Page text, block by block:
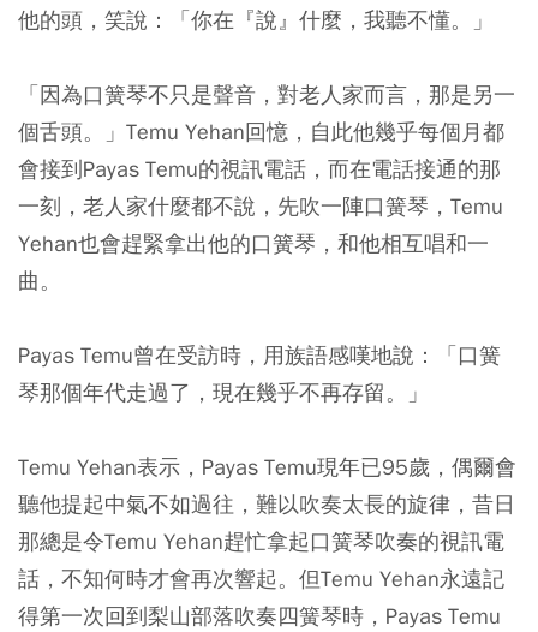
他的頭，笑說：「你在『說』什麼，我聽不懂。」
「因為口簧琴不只是聲音，對老人家而言，那是另一
個舌頭。」Temu Yehan回憶，自此他幾乎每個月都
會接到Payas Temu的視訊電話，而在電話接通的那
一刻，老人家什麼都不說，先吹一陣口簧琴，Temu
Yehan也會趕緊拿出他的口簧琴，和他相互唱和一
曲。
Payas Temu曾在受訪時，用族語感嘆地說：「口簧
琴那個年代走過了，現在幾乎不再存留。」
Temu Yehan表示，Payas Temu現年已95歲，偶爾會
聽他提起中氣不如過往，難以吹奏太長的旋律，昔日
那總是令Temu Yehan趕忙拿起口簧琴吹奏的視訊電
話，不知何時才會再次響起。但Temu Yehan永遠記
得第一次回到梨山部落吹奏四簧琴時，Payas Temu